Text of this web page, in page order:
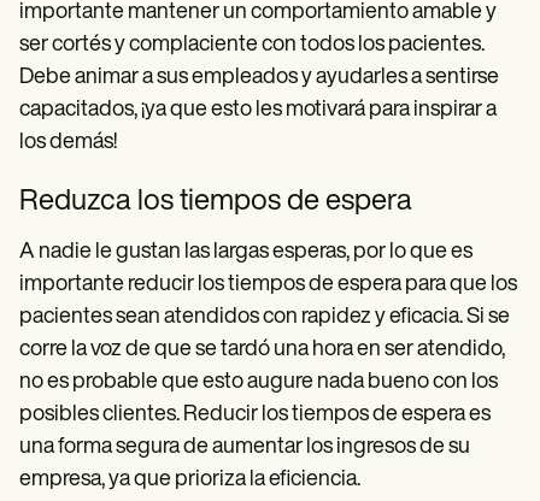
importante mantener un comportamiento amable y
ser cortés y complaciente con todos los pacientes.
Debe animar a sus empleados y ayudarles a sentirse
capacitados, ¡ya que esto les motivará para inspirar a
los demás!
Reduzca los tiempos de espera
A nadie le gustan las largas esperas, por lo que es
importante reducir los tiempos de espera para que los
pacientes sean atendidos con rapidez y eficacia. Si se
corre la voz de que se tardó una hora en ser atendido,
no es probable que esto augure nada bueno con los
posibles clientes. Reducir los tiempos de espera es
una forma segura de aumentar los ingresos de su
empresa, ya que prioriza la eficiencia.